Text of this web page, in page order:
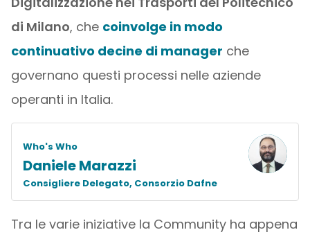
di Milano, che coinvolge in modo
continuativo decine di manager che
governano questi processi nelle aziende
operanti in Italia.
Who's Who
Daniele Marazzi
Consigliere Delegato, Consorzio Dafne
Tra le varie iniziative la Community ha appena